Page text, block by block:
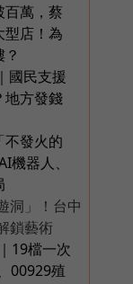
百萬，蔡
型店！為
國民支援
地方發錢
不發火的
機器人、
洞」！台中
鎖藝術
19檔一次
00929殖